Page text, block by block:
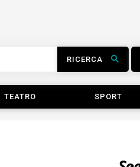
RICERCA
TEATRO SPORT